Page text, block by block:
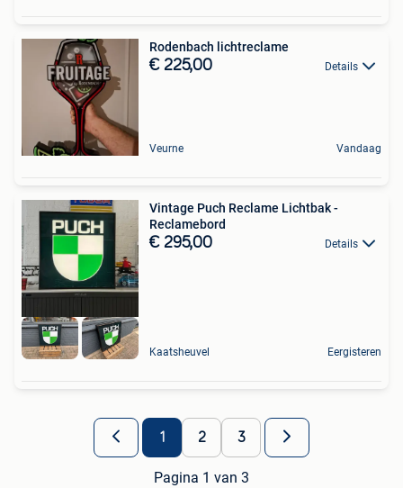
Rodenbach lichtreclame
€ 225,00 Details
Veurne Vandaag
Vintage Puch Reclame Lichtbak -
Reclamebord
€ 295,00 Details
Kaatsheuvel Eergisteren
1 2 3
Pagina 1 van 3